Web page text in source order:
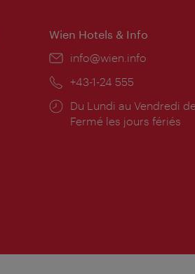
Wien Hotels & Info
E-
info@wien.info
Téléphone:
+43-1-24 555
Horaires
d'ouverture:
Du Lundi au Vendredi
Fermé les jours fériés